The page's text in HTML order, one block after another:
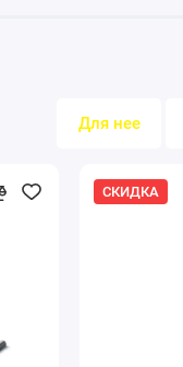
Для нее
СКИДКА